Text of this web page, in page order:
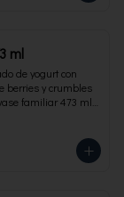
ml
de yogurt con
berries y crumbles
familiar 473 ml,